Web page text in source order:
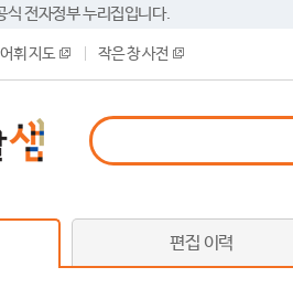
식 전자정부 누리집입니다.
어휘 지도 작은 창 사전
편집 이력